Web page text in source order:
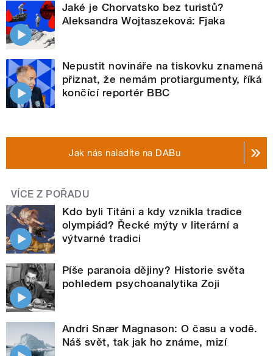
Jaké je Chorvatsko bez turistů?
Aleksandra Wojtaszeková: Fjaka
Nepustit novináře na tiskovku znamená
přiznat, že nemám protiargumenty, říká
končící reportér BBC
Jak nás naladíte na DABu
VÍCE Z POŘADU
Kdo byli Titáni a kdy vznikla tradice
olympiád? Řecké mýty v literární a
výtvarné tradici
Píše paranoia dějiny? Historie světa
pohledem psychoanalytika Zoji
Andri Snær Magnason: O času a vodě.
Náš svět, tak jak ho známe, mizí